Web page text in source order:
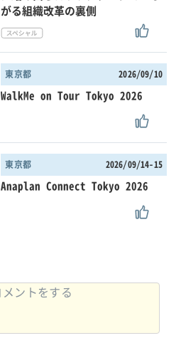
がる組織改革の裏側
東京都 2026/09/10
WalkMe on Tour Tokyo 2026
東京都 2026/09/14-15
Anaplan Connect Tokyo 2026